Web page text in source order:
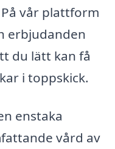
vår plattform
erbjudanden
du lätt kan få
i toppskick.
enstaka
vård av